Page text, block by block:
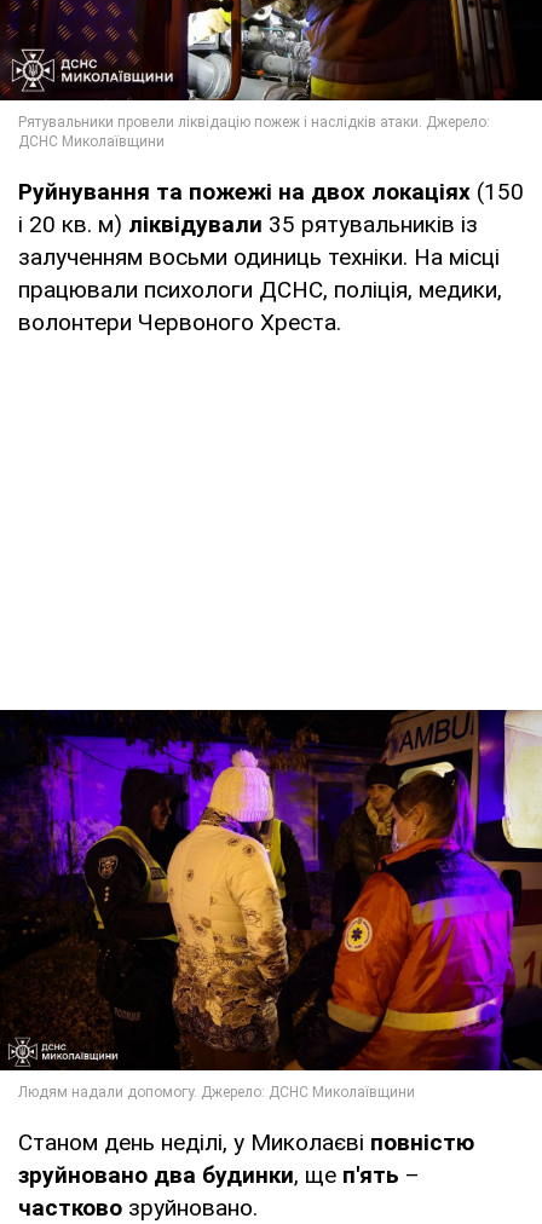
Руйнування та пожежі на двох локаціях (150
і 20 кв. м) ліквідували 35 рятувальників із
залученням восьми одиниць техніки. На місці
працювали психологи ДСНС, поліція, медики,
волонтери Червоного Хреста.
Станом день неділі, у Миколаєві повністю
зруйновано два будинки, ще п'ять –
частково зруйновано.